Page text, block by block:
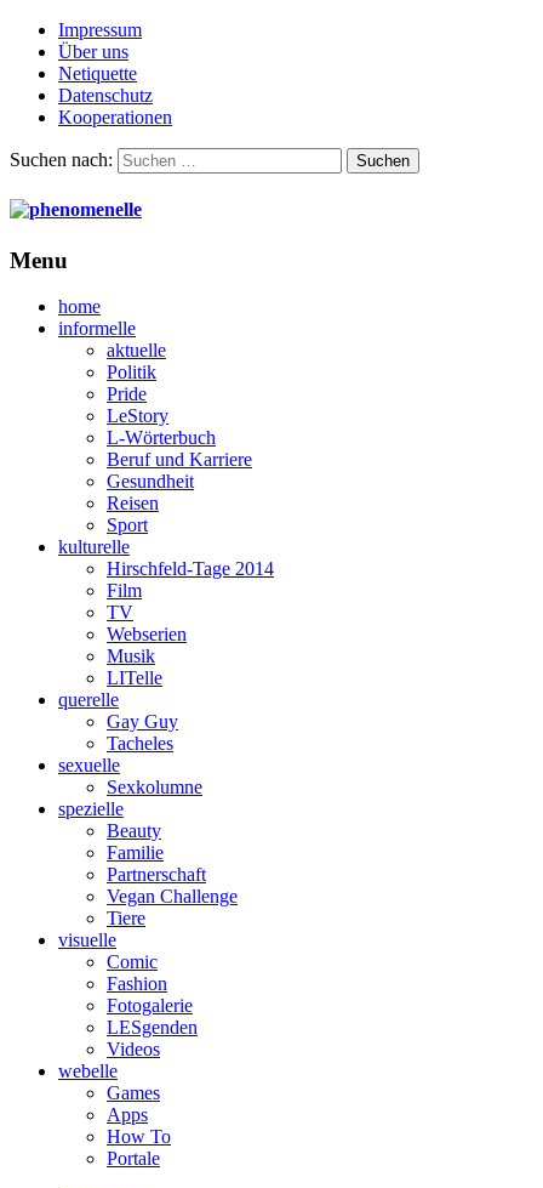
Impressum
Über uns
Netiquette
Datenschutz
Kooperationen
Suchen nach:
Menu
home
informelle
aktuelle
Politik
Pride
LeStory
L-Wörterbuch
Beruf und Karriere
Gesundheit
Reisen
Sport
kulturelle
Hirschfeld-Tage 2014
Film
TV
Webserien
Musik
LITelle
querelle
Gay Guy
Tacheles
sexuelle
Sexkolumne
spezielle
Beauty
Familie
Partnerschaft
Vegan Challenge
Tiere
visuelle
Comic
Fashion
Fotogalerie
LESgenden
Videos
webelle
Games
Apps
How To
Portale